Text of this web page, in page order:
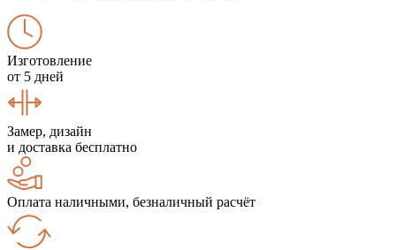
Изготовление
от 5 дней
Замер, дизайн
и доставка бесплатно
Оплата наличными, безналичный расчёт